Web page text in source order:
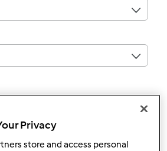
Privacy
store and access personal